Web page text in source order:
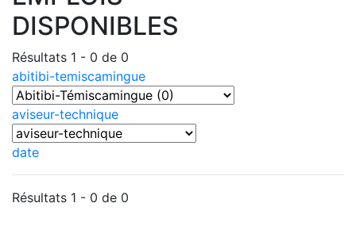
DISPONIBLES
Résultats 1 - 0 de 0
abitibi-temiscamingue
aviseur-technique
date
Résultats 1 - 0 de 0